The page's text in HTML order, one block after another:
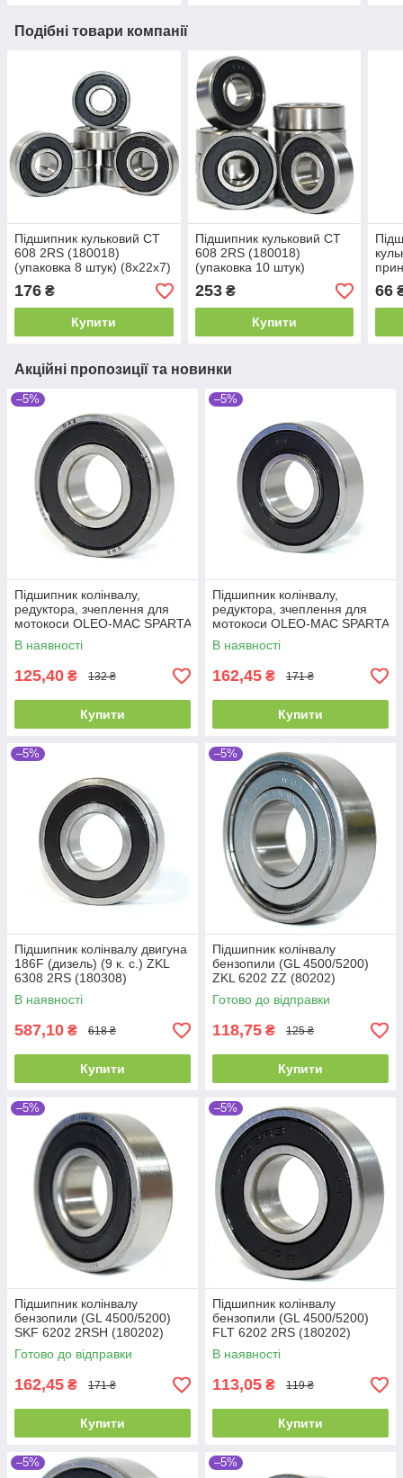
Подібні товари компанії
Підшипник кульковий CT
608 2RS (180018)
(упаковка 8 штук) (8x22x7)
176 ₴
Купити
Підшипник кульковий CT
608 2RS (180018)
(упаковка 10 штук)
(8x22x7)
253₴
Купити
66
Акційні пропозиції та новинки
–5%
Підшипник колінвалу,
редуктора, зчеплення для
мотокоси OLEO-MAC SPARTA
25 SPARTA 37, SPARTA 38,
SPARTA 40,
В наявності
125,40 ₴ 132 ₴
Купити
–5%
Підшипник колінвалу,
редуктора, зчеплення для
мотокоси OLEO-MAC SPARTA
25 SPARTA 37, SPARTA 38,
SPARTA 40,
В наявності
162,45 ₴ 171 ₴
Купити
–5%
Підшипник колінвалу двигуна
186F (дизель) (9 к. с.) ZKL
6308 2RS (180308)
(40x90x23)
В наявності
587,10 ₴ 618 ₴
Купити
–5%
Підшипник колінвалу
бензопили (GL 4500/5200)
ZKL 6202 ZZ (80202)
Промислова упаковка
(15x35x11)
Готово до відправки
118,75 ₴ 125 ₴
Купити
–5%
Підшипник колінвалу
бензопили (GL 4500/5200)
SKF 6202 2RSH (180202)
Промислова упаковка
(15x35x11)
Готово до відправки
162,45 ₴ 171 ₴
Купити
–5%
Підшипник колінвалу
бензопили (GL 4500/5200)
FLT 6202 2RS (180202)
(15x35x11)
В наявності
113,05 ₴ 119 ₴
Купити
–5% –5%